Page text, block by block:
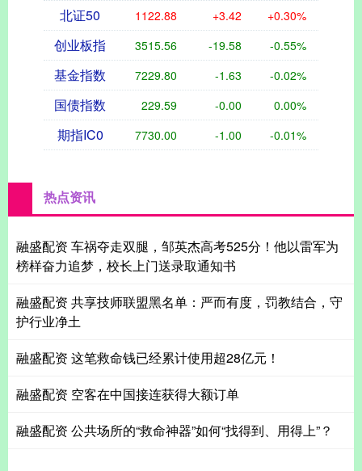
北证50 1122.88 +3.42 +0.30%
创业板指 3515.56 -19.58 -0.55%
基金指数 7229.80 -1.63 -0.02%
国债指数 229.59 -0.00 0.00%
期指IC0 7730.00 -1.00 -0.01%
热点资讯
融盛配资 车祸夺走双腿，邹英杰高考525分！他以雷军为
榜样奋力追梦，校长上门送录取通知书
融盛配资 共享技师联盟黑名单：严而有度，罚教结合，守
护行业净土
融盛配资 这笔救命钱已经累计使用超28亿元！
融盛配资 空客在中国接连获得大额订单
融盛配资 公共场所的“救命神器”如何“找得到、用得上”？